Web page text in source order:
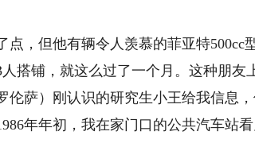
，但他有辆令人羡慕的菲亚特500cc
搭铺，就这么过了一个月。这种朋友
萨）刚认识的研究生小王给我信息，
年年初，我在家门口的公共汽车站